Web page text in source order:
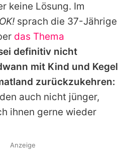
keine Lösung. Im
OK! sprach die 37-Jährige
das Thema
definitiv nicht
mit Kind und Kegel
zurückzukehren:
auch nicht jünger,
ihnen gerne wieder
Anzeige